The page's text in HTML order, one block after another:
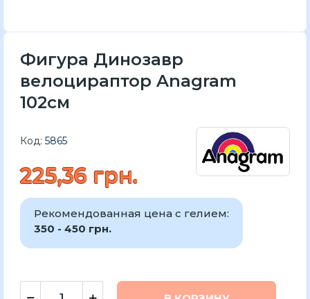
Фигура Динозавр
велоцираптор Anagram
102см
Код: 5865
225,36 грн.
Рекомендованная цена с гелием:
350 - 450 грн.